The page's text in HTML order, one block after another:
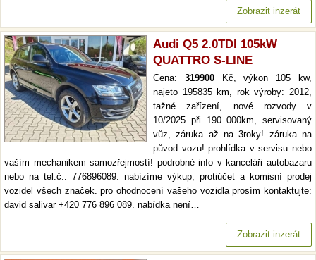
Zobrazit inzerát
Audi Q5 2.0TDI 105kW
QUATTRO S-LINE
Cena: 319900Kč, výkon 105 kw,
najeto 195835 km, rok výroby: 2012,
tažné zařízení, nové rozvody v
10/2025 při 190 000km, servisovaný
vůz, záruka až na 3roky! záruka na
původ vozu! prohlídka v servisu nebo
vaším mechanikem samozřejmostí! podrobné info v kanceláři autobazaru
nebo na tel.č.: 776896089. nabízíme výkup, protiúčet a komisní prodej
vozidel všech značek. pro ohodnocení vašeho vozidla prosím kontaktujte:
david salivar +420 776 896 089. nabídka není…
Zobrazit inzerát